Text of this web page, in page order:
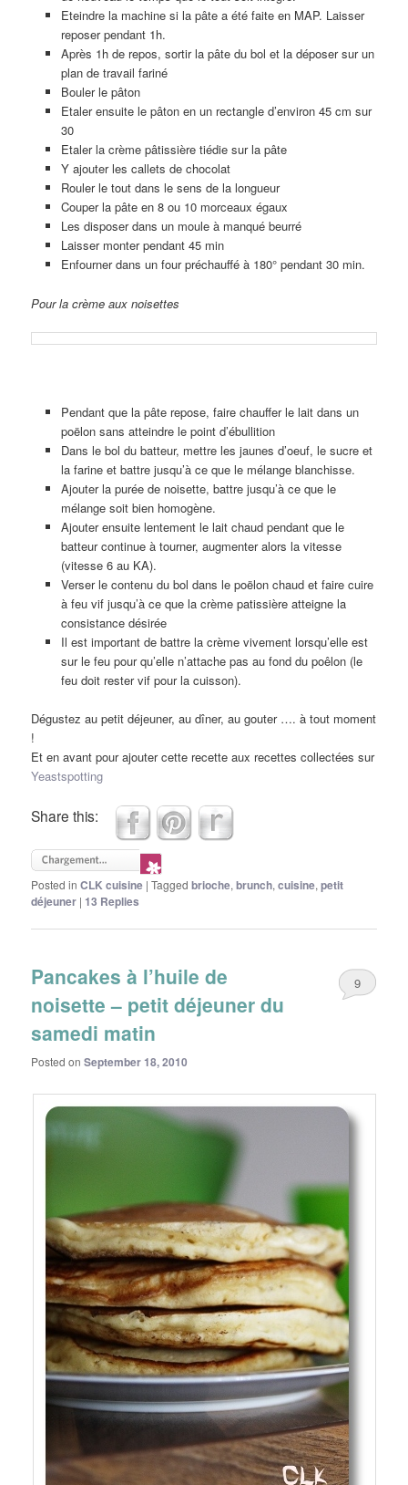
Eteindre la machine si la pâte a été faite en MAP. Laisser
reposer pendant 1h.
Après 1h de repos, sortir la pâte du bol et la déposer sur un
plan de travail fariné
Bouler le pâton
Etaler ensuite le pâton en un rectangle d’environ 45 cm sur
30
Etaler la crème pâtissière tiédie sur la pâte
Y ajouter les callets de chocolat
Rouler le tout dans le sens de la longueur
Couper la pâte en 8 ou 10 morceaux égaux
Les disposer dans un moule à manqué beurré
Laisser monter pendant 45 min
Enfourner dans un four préchauffé à 180° pendant 30 min.
Pour la crème aux noisettes
Pendant que la pâte repose, faire chauffer le lait dans un
poëlon sans atteindre le point d’ébullition
Dans le bol du batteur, mettre les jaunes d’oeuf, le sucre et
la farine et battre jusqu’à ce que le mélange blanchisse.
Ajouter la purée de noisette, battre jusqu’à ce que le
mélange soit bien homogène.
Ajouter ensuite lentement le lait chaud pendant que le
batteur continue à tourner, augmenter alors la vitesse
(vitesse 6 au KA).
Verser le contenu du bol dans le poëlon chaud et faire cuire
à feu vif jusqu’à ce que la crème patissière atteigne la
consistance désirée
Il est important de battre la crème vivement lorsqu’elle est
sur le feu pour qu’elle n’attache pas au fond du poêlon (le
feu doit rester vif pour la cuisson).
Dégustez au petit déjeuner, au dîner, au gouter …. à tout moment
!
Et en avant pour ajouter cette recette aux recettes collectées sur
Yeastspotting
Share this:
Posted in CLK cuisine |Tagged brioche,brunch,cuisine,petit
déjeuner | 13 Replies
Pancakes à l’huile de
noisette – petit déjeuner du
samedi matin
Posted onSeptember 18, 2010
9